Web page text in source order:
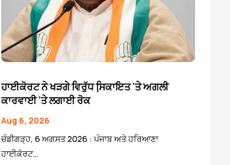
ਹਾਈਕੋਰਟ ਨੇ ਖੜਗੇ ਵਿਰੁੱਧ ਸਿ਼ਕਾਇਤ ‘ਤੇ ਅਗਲੀ
ਕਾਰਵਾਈ ‘ਤੇ ਲਗਾਈ ਰੋਕ
Aug 6, 2026
ਚੰਡੀਗੜ੍ਹ, 6 ਅਗਸਤ 2026 : ਪੰਜਾਬ ਅਤੇ ਹਰਿਆਣਾ
ਹਾਈਕੋਰਟ...